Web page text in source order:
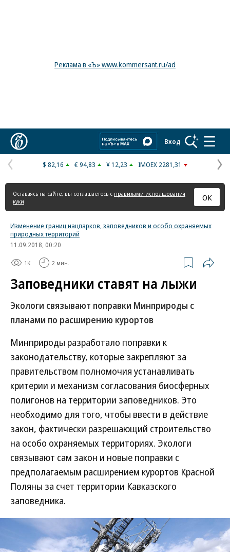
Реклама в «Ъ» www.kommersant.ru/ad
Вход
Предыдущая
страница
$ 82,16 € 94,83 ¥ 12,23 IMOEX 2281,31
Оставаясь на сайте, вы соглашаетесь с правилами использования
куки
ОК
Изменение границ нацпарков, заповедников и особо охраняемых
природных территорий
11.09.2018, 00:20
1K 2 мин.
Заповедники ставят на лыжи
Экологи связывают поправки Минприроды с
планами по расширению курортов
Минприроды разработало поправки к
законодательству, которые закрепляют за
правительством полномочия устанавливать
критерии и механизм согласования биосферных
полигонов на территории заповедников. Это
необходимо для того, чтобы ввести в действие
закон, фактически разрешающий строительство
на особо охраняемых территориях. Экологи
связывают сам закон и новые поправки с
предполагаемым расширением курортов Красной
Поляны за счет территории Кавказского
заповедника.